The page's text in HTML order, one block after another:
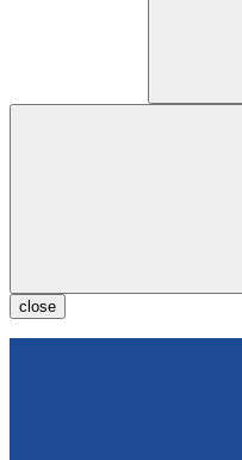
close